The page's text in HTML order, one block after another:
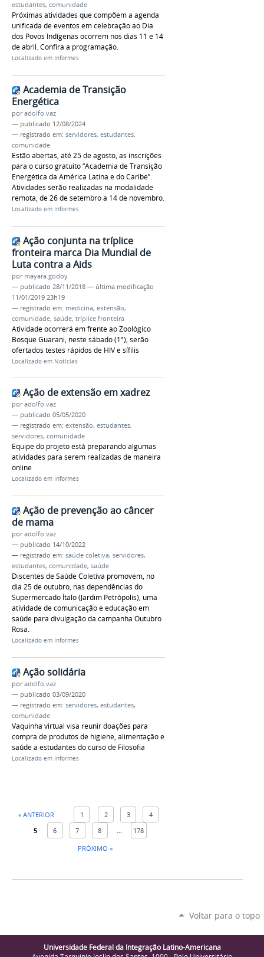
estudantes, comunidade
Próximas atividades que compõem a agenda
unificada de eventos em celebração ao Dia
dos Povos Indígenas ocorrem nos dias 11 e 14
de abril. Confira a programação.
Localizado em Informes
Academia de Transição
Energética
poradolfo.vaz
— publicado 12/08/2024
— registrado em: servidores, estudantes,
comunidade
Estão abertas, até 25 de agosto, as inscrições
para o curso gratuito “Academia de Transição
Energética da América Latina e do Caribe”.
Atividades serão realizadas na modalidade
remota, de 26 de setembro a 14 de novembro.
Localizado em Informes
Ação conjunta na tríplice
fronteira marca Dia Mundial de
Luta contra a Aids
por mayara.godoy
— publicado 28/11/2018 — última modificação
11/01/2019 23h19
— registrado em: medicina, extensão,
comunidade, saúde, tríplice fronteira
Atividade ocorrerá em frente ao Zoológico
Bosque Guarani, neste sábado (1º); serão
ofertados testes rápidos de HIV e sífilis
Localizado em Notícias
Ação de extensão em xadrez
poradolfo.vaz
— publicado 05/05/2020
— registrado em: extensão, estudantes,
servidores, comunidade
Equipe do projeto está preparando algumas
atividades para serem realizadas de maneira
online
Localizado em Informes
Ação de prevenção ao câncer
de mama
poradolfo.vaz
— publicado 14/10/2022
— registrado em: saúde coletiva, servidores,
estudantes, comunidade, saúde
Discentes de Saúde Coletiva promovem, no
dia 25 de outubro, nas dependências do
Supermercado Ítalo (Jardim Petrópolis), uma
atividade de comunicação e educação em
saúde para divulgação da campanha Outubro
Rosa.
Localizado em Informes
Ação solidária
poradolfo.vaz
— publicado 03/09/2020
— registrado em: servidores, estudantes,
comunidade
Vaquinha virtual visa reunir doações para
compra de produtos de higiene, alimentação e
saúde a estudantes do curso de Filosofia
Localizado em Informes
« ANTERIOR 1 2 3
4
5
6 7 8
178
PRÓXIMO »
Voltar para o topo
Universidade Federal da Integração Latino-Americana